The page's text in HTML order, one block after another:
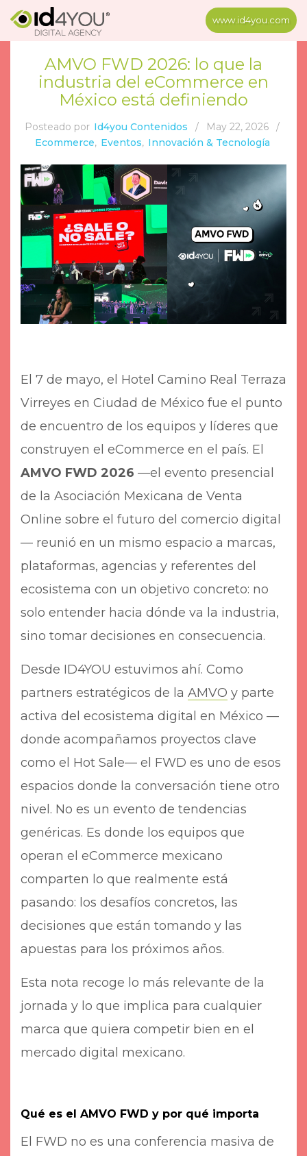
www.id4you.com
AMVO FWD 2026: lo que la
industria del eCommerce en
México está definiendo
Posteado por Id4you Contenidos / May 22, 2026
/
Ecommerce, Eventos, Innovación & Tecnología
El 7 de mayo, el Hotel Camino Real Terraza
Virreyes en Ciudad de México fue el punto
de encuentro de los equipos y líderes que
construyen el eCommerce en el país. El
AMVO FWD 2026 —el evento presencial
de la Asociación Mexicana de Venta
Online sobre el futuro del comercio digital
— reunió en un mismo espacio a marcas,
plataformas, agencias y referentes del
ecosistema con un objetivo concreto: no
solo entender hacia dónde va la industria,
sino tomar decisiones en consecuencia.
Desde ID4YOU estuvimos ahí. Como
partners estratégicos de la AMVO y parte
activa del ecosistema digital en México —
donde acompañamos proyectos clave
como el Hot Sale— el FWD es uno de esos
espacios donde la conversación tiene otro
nivel. No es un evento de tendencias
genéricas. Es donde los equipos que
operan el eCommerce mexicano
comparten lo que realmente está
pasando: los desafíos concretos, las
decisiones que están tomando y las
apuestas para los próximos años.
Esta nota recoge lo más relevante de la
jornada y lo que implica para cualquier
marca que quiera competir bien en el
mercado digital mexicano.
Qué es el AMVO FWD y por qué importa
El FWD no es una conferencia masiva de